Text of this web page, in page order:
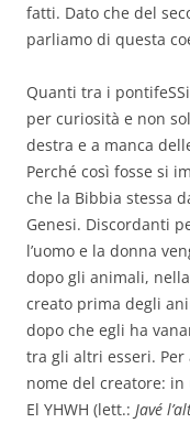
fatti. Dato che del
parliamo di questa
Quanti tra i
per curiosità e non
destra e a manca
Perché così fosse si
che la Bibbia stessa
Genesi. Discordanti
l’uomo e la donna
dopo gli animali,
creato prima degli
dopo che egli ha
tra gli altri esseri. Per
nome del creatore: in
El YHWH (lett.: Javé